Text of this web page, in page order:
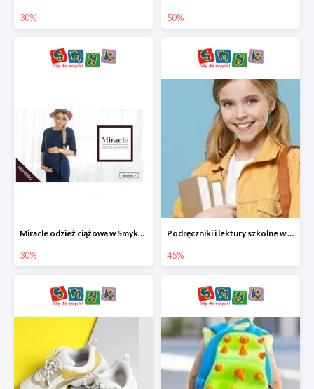
30% 50%
Miracle odzież ciążowa w Smyku co -30%
30%
Podręczniki i lektury szkolne w Smyku do -45%
45%